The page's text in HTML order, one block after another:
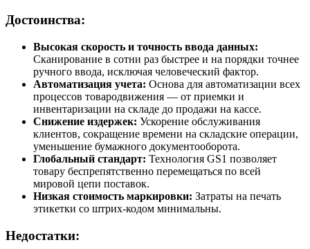
Достоинства:
Высокая скорость и точность ввода данных:
Сканирование в сотни раз быстрее и на порядки точнее
ручного ввода, исключая человеческий фактор.
Автоматизация учета: Основа для автоматизации всех
процессов товародвижения — от приемки и
инвентаризации на складе до продажи на кассе.
Снижение издержек: Ускорение обслуживания
клиентов, сокращение времени на складские операции,
уменьшение бумажного документооборота.
Глобальный стандарт: Технология GS1 позволяет
товару беспрепятственно перемещаться по всей
мировой цепи поставок.
Низкая стоимость маркировки: Затраты на печать
этикетки со штрих-кодом минимальны.
Недостатки: